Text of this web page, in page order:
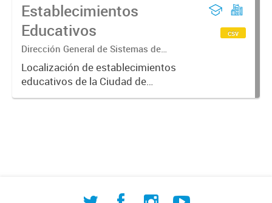
Establecimientos
Educativos
Dirección General de Sistemas de
Información Geográfica
Localización de establecimientos
educativos de la Ciudad de
Corrientes
csv